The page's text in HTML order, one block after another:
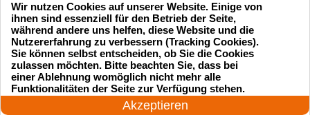
24 Stunden am Tag
Akzeptieren
Wir nutzen Cookies auf unserer Website. Einige von
ihnen sind essenziell für den Betrieb der Seite,
während andere uns helfen, diese Website und die
Nutzererfahrung zu verbessern (Tracking Cookies).
Sie können selbst entscheiden, ob Sie die Cookies
zulassen möchten. Bitte beachten Sie, dass bei
einer Ablehnung womöglich nicht mehr alle
Funktionalitäten der Seite zur Verfügung stehen.